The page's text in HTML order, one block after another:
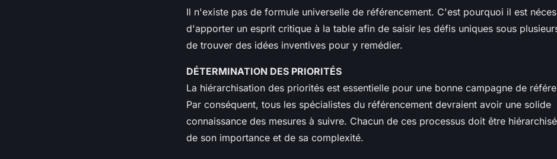
Il n'existe pas de formule universelle de référencement. C'est pourquoi il est
d'apporter un esprit critique à la table afin de saisir les défis uniques sous
de trouver des idées inventives pour y remédier.
DÉTERMINATION DES PRIORITÉS
La hiérarchisation des priorités est essentielle pour une bonne campagne de
Par conséquent, tous les spécialistes du référencement devraient avoir une solide
connaissance des mesures à suivre. Chacun de ces processus doit être
de son importance et de sa complexité.